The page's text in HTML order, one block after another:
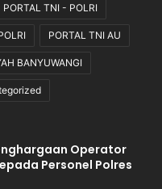
PORTAL TNI - POLRI
PORTAL TNI AU
BANYUWANGI
Operator
Personel Polres